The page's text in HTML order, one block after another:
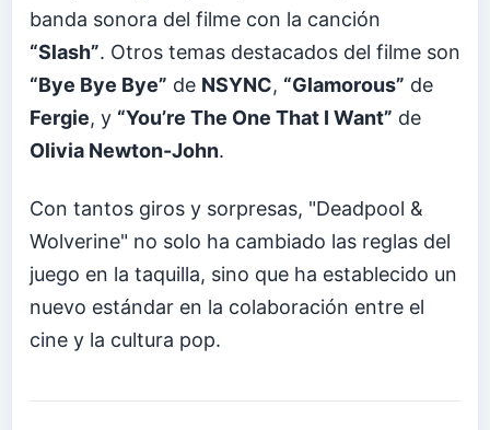
banda sonora del filme con la canción
“Slash”. Otros temas destacados del filme son
“Bye Bye Bye” de NSYNC, “Glamorous” de
Fergie, y “You’re The One That I Want” de
Olivia Newton-John.
Con tantos giros y sorpresas, "Deadpool &
Wolverine" no solo ha cambiado las reglas del
juego en la taquilla, sino que ha establecido un
nuevo estándar en la colaboración entre el
cine y la cultura pop.